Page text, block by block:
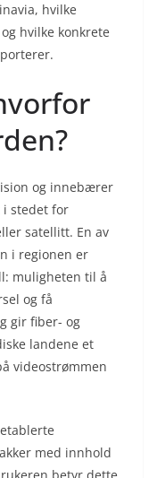
hvilke
hvilke konkrete
og innebærer
i stedet for
satellitt. En av
i regionen er
muligheten til å
og få
gir fiber- og
landene et
videostrømmen
med innhold